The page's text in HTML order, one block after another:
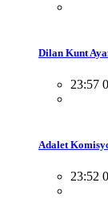
Dilan Kunt
23:57
Adalet
23:52